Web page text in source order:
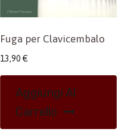
Fuga per Clavicembalo
13,90 €
Aggiungi Al
Carrello